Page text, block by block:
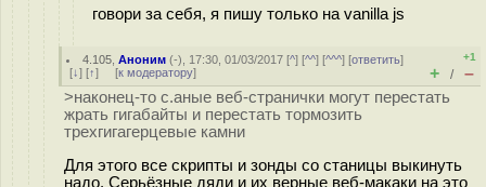
говори за себя, я пишу только на vanilla js
4.105 ,Аноним (-), 17:30, 01/03/2017 [^] [^^] [^^^] [ответить]
[↓] [↑] [к модератору]
+1
+ / –
>наконец-то с.аные веб-странички могут перестать
жрать гигабайты и перестать тормозить
трехгигагерцевые камни
Для этого все скрипты и зонды со станицы выкинуть
надо. Серьёзные дяди и их верные веб-макаки на это